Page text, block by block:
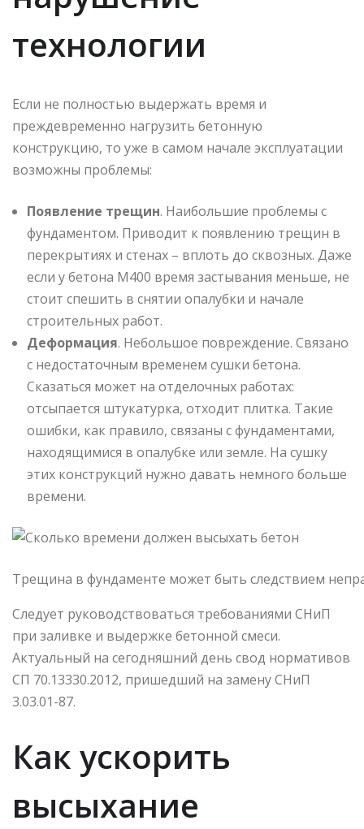
технологии
Если не полностью выдержать время и
преждевременно нагрузить бетонную
конструкцию, то уже в самом начале эксплуатации
возможны проблемы:
Появление трещин. Наибольшие проблемы с
фундаментом. Приводит к появлению трещин в
перекрытиях и стенах – вплоть до сквозных. Даже
если у бетона М400 время застывания меньше, не
стоит спешить в снятии опалубки и начале
строительных работ.
Деформация. Небольшое повреждение. Связано
с недостаточным временем сушки бетона.
Сказаться может на отделочных работах:
отсыпается штукатурка, отходит плитка. Такие
ошибки, как правило, связаны с фундаментами,
находящимися в опалубке или земле. На сушку
этих конструкций нужно давать немного больше
времени.
Трещина в фундаменте может быть следствием
Следует руководствоваться требованиями СНиП
при заливке и выдержке бетонной смеси.
Актуальный на сегодняшний день свод нормативов
СП 70.13330.2012, пришедший на замену СНиП
3.03.01-87.
Как ускорить
высыхание